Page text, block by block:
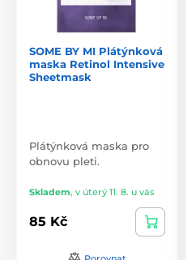
SOME BY MI Plátýnková
maska Retinol Intensive
Sheetmask
Plátýnková maska pro
obnovu pleti.
Skladem, v úterý 11. 8. u vás
85 Kč